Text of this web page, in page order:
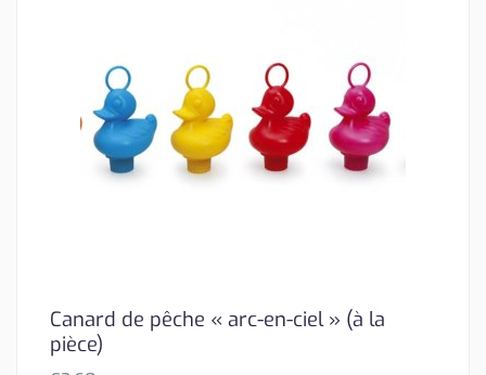
Canard de pêche « arc-en-ciel » (à la
pièce)